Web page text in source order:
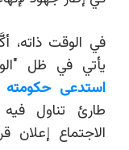
في الوقت ذاته،
يأتي في ظل
استدعى حكومته
طارئ تناول فيه
الاجتماع إعلان